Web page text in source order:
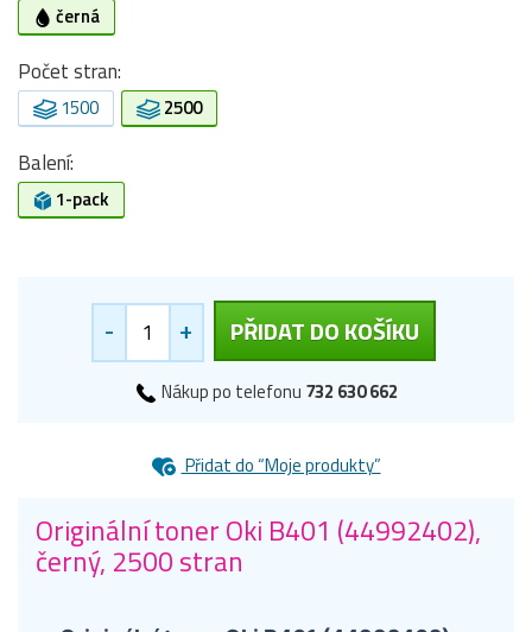
černá
Počet stran:
1500 2500
Balení:
1-pack
- + PŘIDAT DO KOŠÍKU
Nákup po telefonu 732 630 662
Přidat do “Moje produkty”
Originální toner Oki B401 (44992402),
černý, 2500 stran